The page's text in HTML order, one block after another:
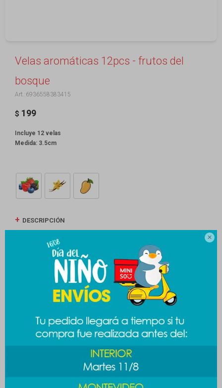

Velas aromáticas 12pcs - frutos del
bosque
6936558383415
$ 199
Incluye 12 velas
Medida: 3.5cm
DESCRIPCIÓN
CAMBIOS Y DEVOLUCIONES
MEDIOS DE PAGO
Productos que te pueden interesar